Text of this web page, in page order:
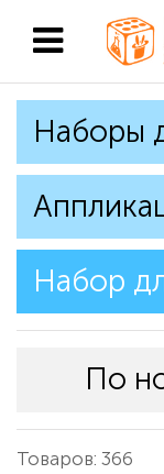
Наборы
Набор
По
Товаров: 366